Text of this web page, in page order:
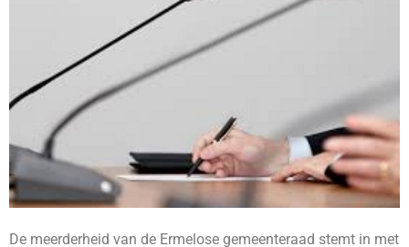
De meerderheid van de Ermelose gemeenteraad stemt in met